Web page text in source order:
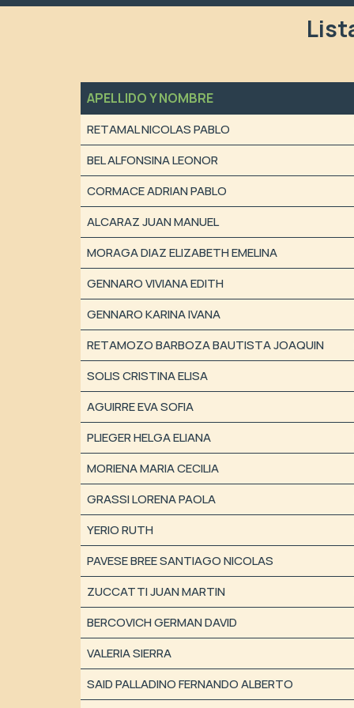
APELLIDO Y NOMBRE
RETAMAL NICOLAS PABLO
BEL ALFONSINA LEONOR
CORMACE ADRIAN PABLO
ALCARAZ JUAN MANUEL
MORAGA DIAZ ELIZABETH EMELINA
GENNARO VIVIANA EDITH
GENNARO KARINA IVANA
RETAMOZO BARBOZA BAUTISTA JOAQUIN
SOLIS CRISTINA ELISA
AGUIRRE EVA SOFIA
PLIEGER HELGA ELIANA
MORIENA MARIA CECILIA
GRASSI LORENA PAOLA
YERIO RUTH
PAVESE BREE SANTIAGO NICOLAS
ZUCCATTI JUAN MARTIN
BERCOVICH GERMAN DAVID
VALERIA SIERRA
SAID PALLADINO FERNANDO ALBERTO